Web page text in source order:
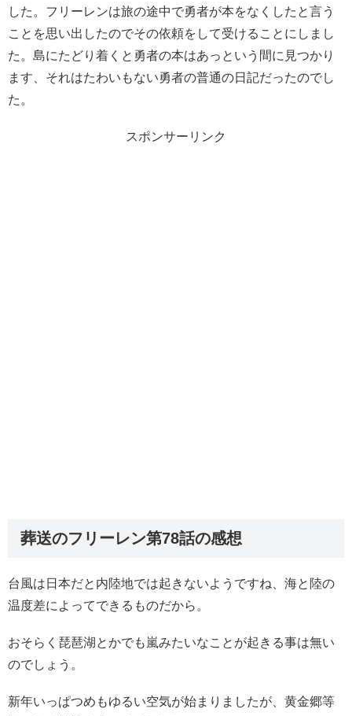
した。フリーレンは旅の途中で勇者が本をなくしたと言う
ことを思い出したのでその依頼をして受けることにしまし
た。島にたどり着くと勇者の本はあっという間に見つかり
ます、それはたわいもない勇者の普通の日記だったのでし
た。
スポンサーリンク
葬送のフリーレン第78話の感想
台風は日本だと内陸地では起きないようですね、海と陸の
温度差によってできるものだから。
おそらく琵琶湖とかでも嵐みたいなことが起きる事は無い
のでしょう。
新年いっぱつめもゆるい空気が始まりましたが、黄金郷等